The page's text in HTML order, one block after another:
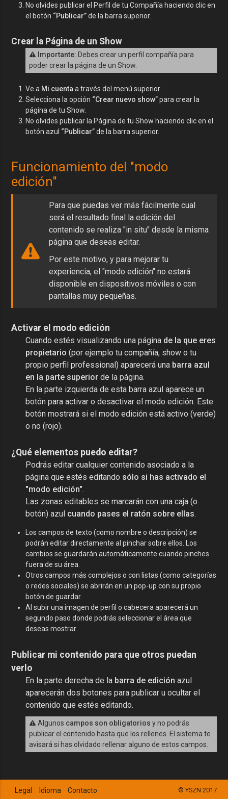
No olvides publicar el Perfil de tu Compañía haciendo clic en
el botón “Publicar”de la barra superior.
Crear la Página de un Show
Importante: Debes crear un perfil compañía para
poder crear la página de un Show.
Ve a Mi cuenta a través del menú superior.
Selecciona la opción “Crear nuevo show”para crear la
página de tu Show.
No olvides publicar la Página de tu Show haciendo clic en el
botón azul “Publicar”de la barra superior.
Funcionamiento del "modo
edición"
Para que puedas ver más fácilmente cual
será el resultado final la edición del
contenido se realiza "in situ" desde la misma
página que deseas editar.
Por este motivo, y para mejorar tu
experiencia, el "modo edición" no estará
disponible en dispositivos móviles o con
pantallas muy pequeñas.
Activar el modo edición
Cuando estés visualizando una página de la que eres
propietario (por ejemplo tu compañía, show o tu
propio perfil professional) aparecerá una barra azul
en la parte superior de la página.
En la parte izquierda de esta barra azul aparece un
botón para activar o desactivar el modo edición. Este
botón mostrará si el modo edición está activo (verde)
o no (rojo).
¿Qué elementos puedo editar?
Podrás editar cualquier contenido asociado a la
página que estés editando sólo si has activado el
"modo edición".
Las zonas editables se marcarán con una caja (o
botón) azul cuando pases el ratón sobre ellas.
Los campos de texto (como nombre o descripción) se
podrán editar directamente al pinchar sobre ellos. Los
cambios se guardarán automáticamente cuando pinches
fuera de su área.
Otros campos más complejos o con listas (como categorías
o redes sociales) se abrirán en un pop-up con su propio
botón de guardar.
Al subir una imagen de perfil o cabecera aparecerá un
segundo paso donde podrás seleccionar el área que
deseas mostrar.
Publicar mi contenido para que otros puedan
verlo
En la parte derecha de la barra de edición azul
aparecerán dos botones para publicar u ocultar el
contenido que estés editando.
Algunos campos son obligatorios y no podrás
publicar el contenido hasta que los rellenes. El sistema te
avisará si has olvidado rellenar alguno de estos campos.
© YSZN 2017
Legal Idioma Contacto